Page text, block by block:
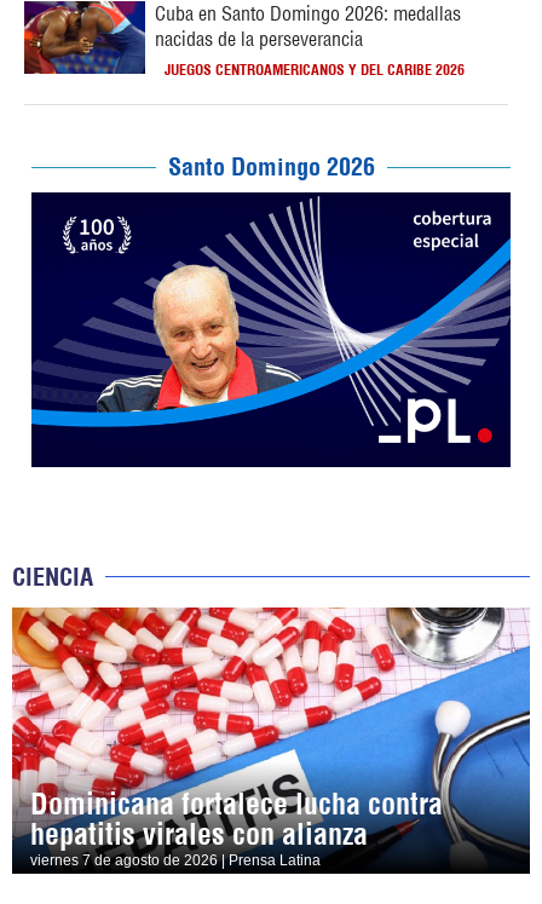
Cuba en Santo Domingo 2026: medallas
nacidas de la perseverancia
JUEGOS CENTROAMERICANOS Y DEL CARIBE 2026
Santo Domingo 2026
CIENCIA
Dominicana fortalece lucha contra
hepatitis virales con alianza
viernes 7 de agosto de 2026 | Prensa Latina